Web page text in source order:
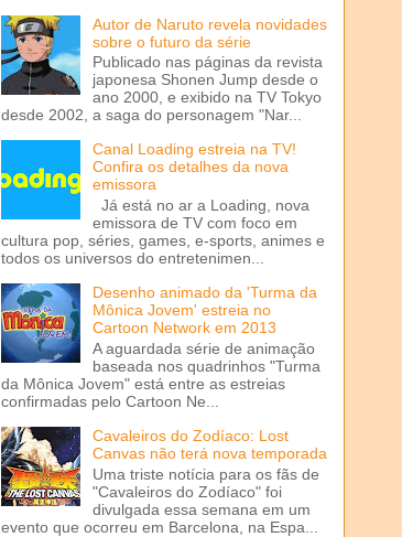
Autor de Naruto revela novidades
sobre o futuro da série
Publicado nas páginas da revista
japonesa Shonen Jump desde o
ano 2000, e exibido na TV Tokyo
desde 2002, a saga do personagem "Nar...
Canal Loading estreia na TV!
Confira os detalhes da nova
emissora
Já está no ar a Loading, nova
emissora de TV com foco em
cultura pop, séries, games, e-sports, animes e
todos os universos do entretenimen...
Desenho animado da 'Turma da
Mônica Jovem' estreia no
Cartoon Network em 2013
A aguardada série de animação
baseada nos quadrinhos "Turma
da Mônica Jovem" está entre as estreias
confirmadas pelo Cartoon Ne...
Cavaleiros do Zodíaco: Lost
Canvas não terá nova temporada
Uma triste notícia para os fãs de
"Cavaleiros do Zodíaco" foi
divulgada essa semana em um
evento que ocorreu em Barcelona, na Espa...